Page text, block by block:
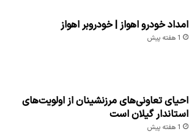
امداد خودرو اهواز | خودروبر اهواز
1 هفته پیش
احیای تعاونی‌های مرزنشینان از اولویت‌های
استاندار گیلان است
1 هفته پیش